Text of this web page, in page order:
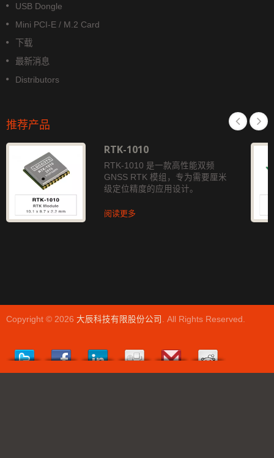
USB Dongle
Mini PCI-E / M.2 Card
下载
最新消息
Distributors
推荐产品
RTK-1010
RTK-1010 是一款高性能双频
GNSS RTK 模组，专为需要厘米
级定位精度的应用设计。
阅读更多
Copyright © 2026 大辰科技有限股份公司 . All Rights Reserved.